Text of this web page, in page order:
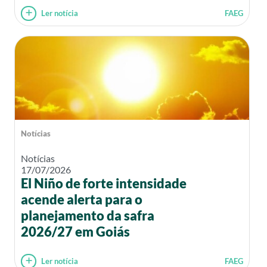
Ler notícia FAEG
Notícias
Notícias
17/07/2026
El Niño de forte intensidade
acende alerta para o
planejamento da safra
2026/27 em Goiás
Ler notícia FAEG